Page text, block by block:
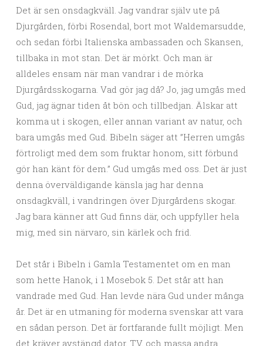
Det är sen onsdagkväll. Jag vandrar själv ute på
Djurgården, förbi Rosendal, bort mot Waldemarsudde,
och sedan förbi Italienska ambassaden och Skansen,
tillbaka in mot stan. Det är mörkt. Och man är
alldeles ensam när man vandrar i de mörka
Djurgårdsskogarna. Vad gör jag då? Jo, jag umgås med
Gud, jag ägnar tiden åt bön och tillbedjan. Älskar att
komma ut i skogen, eller annan variant av natur, och
bara umgås med Gud. Bibeln säger att ”Herren umgås
förtroligt med dem som fruktar honom, sitt förbund
gör han känt för dem.” Gud umgås med oss. Det är just
denna överväldigande känsla jag har denna
onsdagkväll, i vandringen över Djurgårdens skogar.
Jag bara känner att Gud finns där, och uppfyller hela
mig, med sin närvaro, sin kärlek och frid.
Det står i Bibeln i Gamla Testamentet om en man
som hette Hanok, i 1 Mosebok 5. Det står att han
vandrade med Gud. Han levde nära Gud under många
år. Det är en utmaning för moderna svenskar att vara
en sådan person. Det är fortfarande fullt möjligt. Men
det kräver avstängd dator, TV, och massa andra